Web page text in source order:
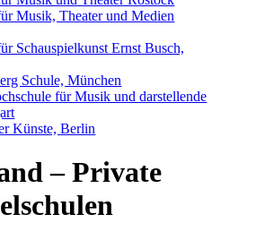
Musik, Theater und Medien
Schauspielkunst Ernst Busch,
Schule, München
für Musik und darstellende
Künste, Berlin
– Private